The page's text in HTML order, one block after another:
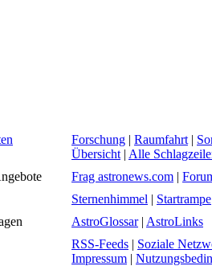
Forschung | Raumfahrt |
Übersicht | Alle
Frag astronews.com |
Sternenhimmel | Startrampe
AstroGlossar| AstroLinks
RSS-Feeds | Soziale
Impressum |